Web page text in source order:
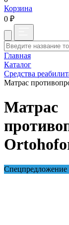
Корзина
0 ₽
Главная
Каталог
Средства
Матрас
Матрас
Спецпредложение